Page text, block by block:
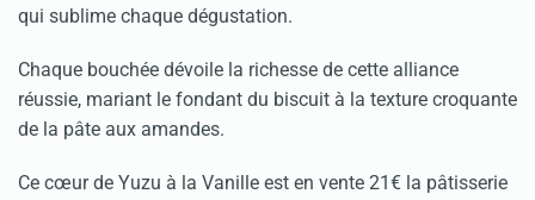
qui sublime chaque dégustation.
Chaque bouchée dévoile la richesse de cette alliance
réussie, mariant le fondant du biscuit à la texture croquante
de la pâte aux amandes.
Ce cœur de Yuzu à la Vanille est en vente 21€ la pâtisserie